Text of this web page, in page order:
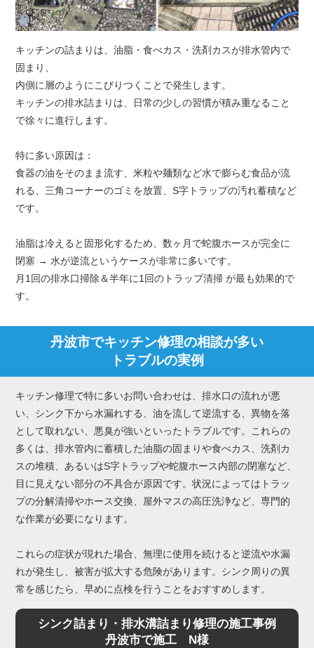
キッチンの詰まりは、油脂・食べカス・洗剤カスが排水管内で
固まり、
内側に層のようにこびりつくことで発生します。
キッチンの排水詰まりは、日常の少しの習慣が積み重なること
で徐々に進行します。
特に多い原因は：
食器の油をそのまま流す、米粒や麺類など水で膨らむ食品が流
れる、三角コーナーのゴミを放置、S字トラップの汚れ蓄積など
です。
油脂は冷えると固形化するため、数ヶ月で蛇腹ホースが完全に
閉塞 → 水が逆流というケースが非常に多いです。
月1回の排水口掃除＆半年に1回のトラップ清掃 が最も効果的で
す。
丹波市でキッチン修理の相談が多い
トラブルの実例
キッチン修理で特に多いお問い合わせは、排水口の流れが悪
い、シンク下から水漏れする、油を流して逆流する、異物を落
として取れない、悪臭が強いといったトラブルです。これらの
多くは、排水管内に蓄積した油脂の固まりや食べカス、洗剤カ
スの堆積、あるいはS字トラップや蛇腹ホース内部の閉塞など、
目に見えない部分の不具合が原因です。状況によってはトラッ
プの分解清掃やホース交換、屋外マスの高圧洗浄など、専門的
な作業が必要になります。
これらの症状が現れた場合、無理に使用を続けると逆流や水漏
れが発生し、被害が拡大する危険があります。シンク周りの異
常を感じたら、早めに点検を行うことをおすすめします。
シンク詰まり・排水溝詰まり修理の施工事例
丹波市で施工 N様